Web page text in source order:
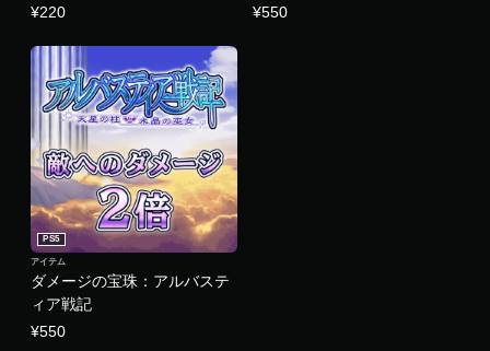
¥220 ¥550
ダメージの宝珠：アルバステ
ィア戦記
PS5
アイテム
¥550